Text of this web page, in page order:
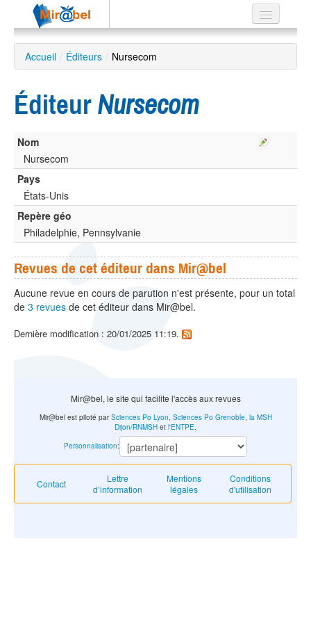
Le réseau
Soutien
Listes
avancée
EN
ES
?
Accueil / Éditeurs / Nursecom
Éditeur Nursecom
Nom
Nursecom
Pays
États-Unis
Repère géo
Philadelphie, Pennsylvanie
Revues de cet éditeur dans Mir@bel
Aucune revue en cours de parution n'est présente, pour un total
de 3 revues de cet éditeur dans Mir@bel.
Dernière modification : 20/01/2025 11:19.
Mir@bel, le site qui facilite l'accès aux revues
Contact
Lettre
d’information
Mentions
légales
Conditions
d'utilisation
Mir@bel est piloté parSciences Po Lyon, Sciences Po Grenoble, la MSH
Dijon/RNMSH et l'ENTPE.
Personnalisation: